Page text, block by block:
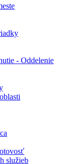
- Oddelenie
služieb